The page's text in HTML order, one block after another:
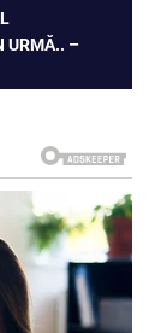
URMĂ.. –